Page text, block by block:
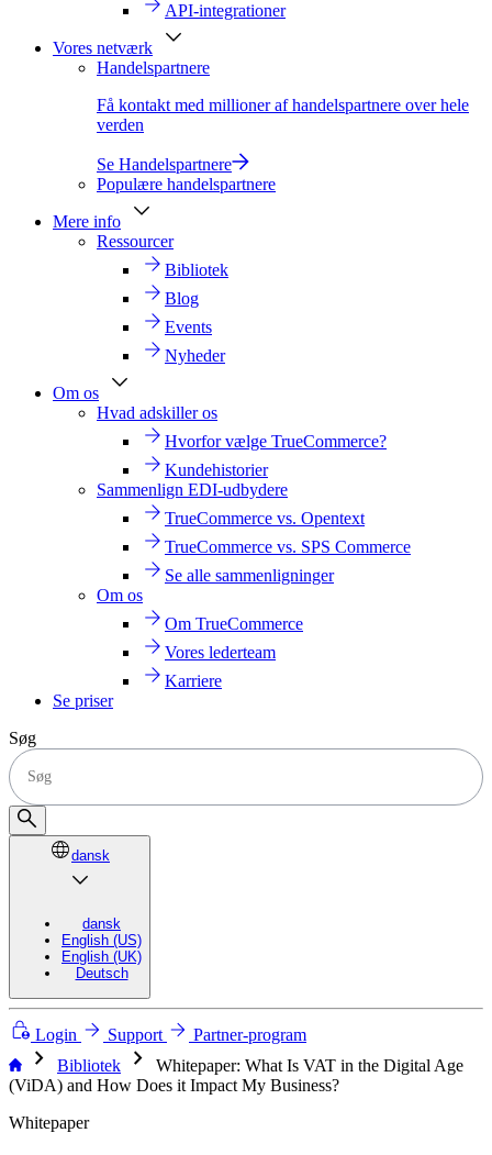
API-integrationer
Vores netværk
Handelspartnere
Få kontakt med millioner af handelspartnere over hele
verden
Se Handelspartnere
Populære handelspartnere
Mere info
Ressourcer
Bibliotek
Blog
Events
Nyheder
Om os
Hvad adskiller os
Hvorfor vælge TrueCommerce?
Kundehistorier
Sammenlign EDI-udbydere
TrueCommerce vs. Opentext
TrueCommerce vs. SPS Commerce
Se alle sammenligninger
Om os
Om TrueCommerce
Vores lederteam
Karriere
Se priser
Søg
dansk
dansk
English (US)
English (UK)
Deutsch
Login Support Partner-program
chevron_right Bibliotek chevron_right
Whitepaper: What Is VAT in the Digital Age
(ViDA) and How Does it Impact My Business?
Whitepaper